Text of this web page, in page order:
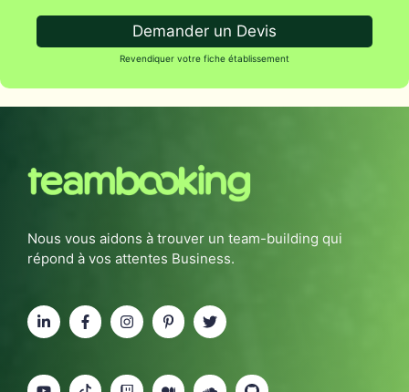
Demander un Devis
Revendiquer votre fiche établissement
Nous vous aidons à trouver un team-building qui
répond à vos attentes Business.